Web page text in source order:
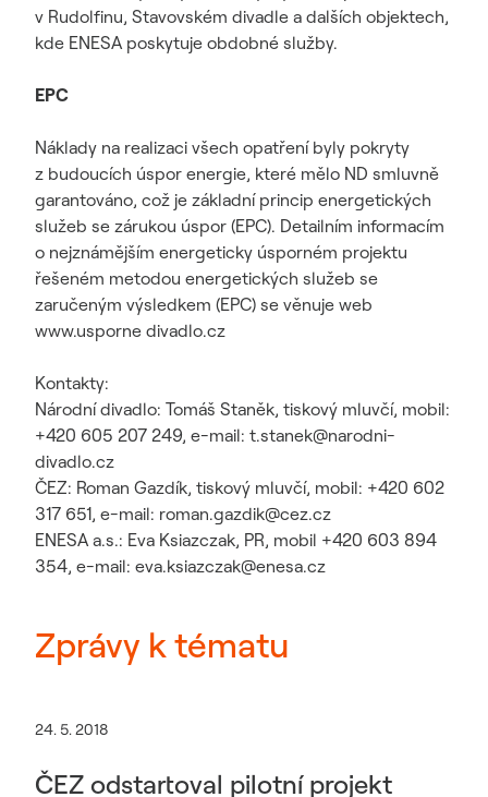
v Rudolfinu, Stavovském divadle a dalších objektech,
kde ENESA poskytuje obdobné služby.
EPC
Náklady na realizaci všech opatření byly pokryty
z budoucích úspor energie, které mělo ND smluvně
garantováno, což je základní princip energetických
služeb se zárukou úspor (EPC). Detailním informacím
o nejznámějším energeticky úsporném projektu
řešeném metodou energetických služeb se
zaručeným výsledkem (EPC) se věnuje web
www.usporne divadlo.cz
Kontakty:
Národní divadlo: Tomáš Staněk, tiskový mluvčí, mobil:
+420 605 207 249, e-mail: t.stanek@narodni-
divadlo.cz
ČEZ: Roman Gazdík, tiskový mluvčí, mobil: +420 602
317 651, e-mail: roman.gazdik@cez.cz
ENESA a.s.: Eva Ksiazczak, PR, mobil +420 603 894
354, e-mail: eva.ksiazczak@enesa.cz
Zprávy k tématu
24. 5. 2018
ČEZ odstartoval pilotní projekt